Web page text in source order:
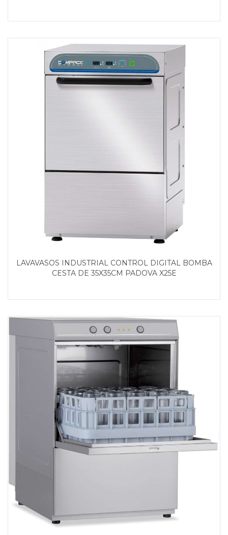
LAVAVASOS INDUSTRIAL CONTROL DIGITAL BOMBA
CESTA DE 35X35CM PADOVA X25E